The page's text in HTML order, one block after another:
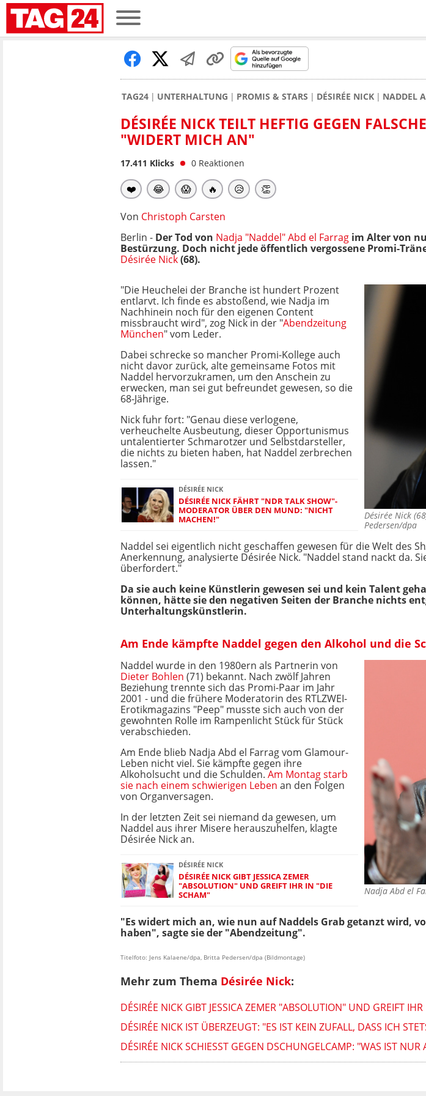
TAG24 UNTERHALTUNG PROMIS & STARS DÉSIRÉE NICK NADDEL
DÉSIRÉE NICK TEILT HEFTIG GEGEN
"WIDERT MICH AN"
17.411 Klicks 0 Reaktionen
❤️ 😂 😱 🔥 😥 👏
Von Christoph Carsten
Berlin - Der Tod von Nadja "Naddel" Abd el Farrag im Alter von
Bestürzung. Doch nicht jede öffentlich vergossene Promi-
Désirée Nick(68).
Désirée Nick
Pedersen/dpa
"Die Heuchelei der Branche ist hundert Prozent
entlarvt. Ich finde es abstoßend, wie Nadja im
Nachhinein noch für den eigenen Content
missbraucht wird", zog Nick in der "Abendzeitung
München" vom Leder.
Dabei schrecke so mancher Promi-Kollege auch
nicht davor zurück, alte gemeinsame Fotos mit
Naddel hervorzukramen, um den Anschein zu
erwecken, man sei gut befreundet gewesen, so die
68-Jährige.
Nick fuhr fort: "Genau diese verlogene,
verheuchelte Ausbeutung, dieser Opportunismus
untalentierter Schmarotzer und Selbstdarsteller,
die nichts zu bieten haben, hat Naddel zerbrechen
lassen."
DÉSIRÉE NICK
DÉSIRÉE NICK FÄHRT "NDR TALK SHOW"-
MODERATOR ÜBER DEN MUND: "NICHT
MACHEN!"
Naddel sei eigentlich nicht geschaffen gewesen für die Welt des
Anerkennung, analysierte Désirée Nick. "Naddel stand nackt da.
überfordert."
Da sie auch keine Künstlerin gewesen sei und kein Talent
können, hätte sie den negativen Seiten der Branche nichts
Unterhaltungskünstlerin.
Am Ende kämpfte Naddel gegen den Alkohol und die
Nadja Abd el
Naddel wurde in den 1980ern als Partnerin von
Dieter Bohlen (71) bekannt. Nach zwölf Jahren
Beziehung trennte sich das Promi-Paar im Jahr
2001 - und die frühere Moderatorin des RTLZWEI-
Erotikmagazins "Peep" musste sich auch von der
gewohnten Rolle im Rampenlicht Stück für Stück
verabschieden.
Am Ende blieb Nadja Abd el Farrag vom Glamour-
Leben nicht viel. Sie kämpfte gegen ihre
Alkoholsucht und die Schulden. Am Montag starb
sie nach einem schwierigen Leben an den Folgen
von Organversagen.
In der letzten Zeit sei niemand da gewesen, um
Naddel aus ihrer Misere herauszuhelfen, klagte
Désirée Nick an.
DÉSIRÉE NICK
DÉSIRÉE NICK GIBT JESSICA ZEMER
"ABSOLUTION" UND GREIFT IHR IN "DIE
SCHAM"
"Es widert mich an, wie nun auf Naddels Grab getanzt wird,
haben", sagte sie der "Abendzeitung".
Titelfoto: Jens Kalaene/dpa, Britta Pedersen/dpa (Bildmontage)
Mehr zum Thema Désirée Nick:
DÉSIRÉE NICK GIBT JESSICA ZEMER "ABSOLUTION" UND GREIFT
DÉSIRÉE NICK IST ÜBERZEUGT: "ES IST KEIN ZUFALL, DASS ICH
DÉSIRÉE NICK SCHIESST GEGEN DSCHUNGELCAMP: "WAS IST NUR